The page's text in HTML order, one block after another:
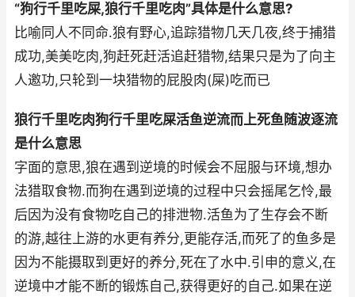
“狗行千里吃屎,狼行千里吃肉”具体是什么意思?
比喻同人不同命.狼有野心,追踪猎物几天几夜,终于捕猎
成功,美美吃肉,狗赶死赶活追赶猎物,结果只是为了向主
人邀功,只轮到一块猎物的屁股肉(屎)吃而已
狼行千里吃肉狗行千里吃屎活鱼逆流而上死鱼随波逐流
是什么意思
字面的意思,狼在遇到逆境的时候会不屈服与环境,想办
法猎取食物.而狗在遇到逆境的过程中只会摇尾乞怜,最
后因为没有食物吃自己的排泄物.活鱼为了生存会不断
的游,越往上游的水更有养分,更能存活,而死了的鱼多是
因为不能摄取到更好的养分,死在了水中.引申的意义,在
逆境中才能不断的锻炼自己,获得更好的自己.如果在逆